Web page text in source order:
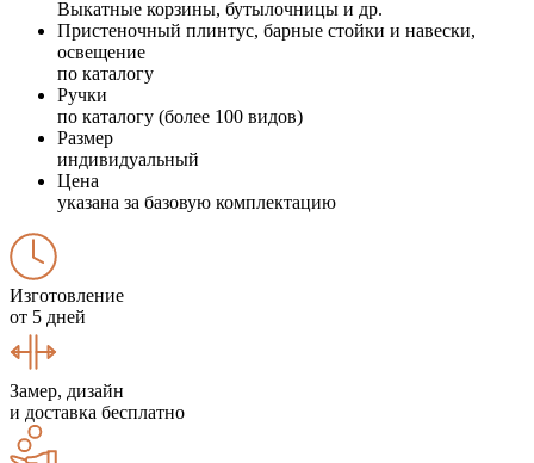
Выкатные корзины, бутылочницы и др.
Пристеночный плинтус, барные стойки и навески,
освещение
по каталогу
Ручки
по каталогу (более 100 видов)
Размер
индивидуальный
Цена
указана за базовую комплектацию
Изготовление
от 5 дней
Замер, дизайн
и доставка бесплатно